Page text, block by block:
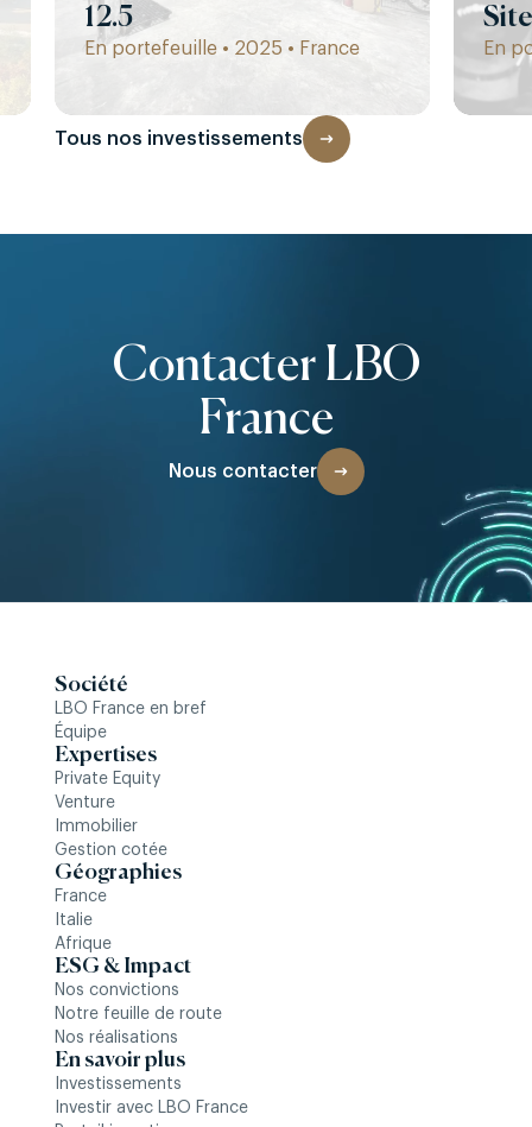
12.5
En portefeuille • 2025 • France En
Tous nos investissements
Contacter LBO
France
Nous contacter
Société
LBO France en bref
Équipe
Expertises
Private Equity
Venture
Immobilier
Gestion cotée
Géographies
France
Italie
Afrique
ESG & Impact
Nos convictions
Notre feuille de route
Nos réalisations
En savoir plus
Investissements
Investir avec LBO France